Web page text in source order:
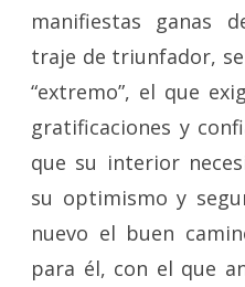
manifiestas ganas
traje de triunfador,
“extremo”, el que
gratificaciones y
que su interior
su optimismo y
nuevo el buen
para él, con el que